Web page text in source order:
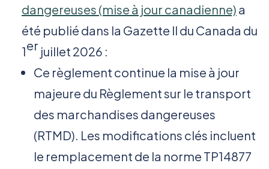
dangereuses (mise à jour canadienne) a
été publié dans la Gazette II du Canada du
1er juillet 2026 :
Ce règlement continue la mise à jour
majeure du Règlement sur le transport
des marchandises dangereuses
(RTMD). Les modifications clés incluent
le remplacement de la norme TP14877